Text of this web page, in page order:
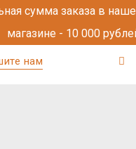
сумма заказа в
магазине - 10 000
нам